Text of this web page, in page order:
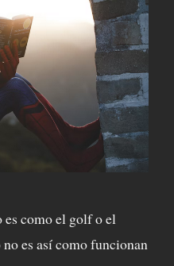
es como el golf o el
es así como funcionan